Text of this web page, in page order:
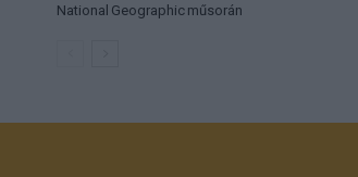
National Geographic műsorán